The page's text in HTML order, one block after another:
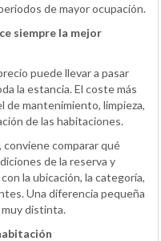
de mayor ocupación.
siempre la mejor
puede llevar a pasar
la estancia. El coste más
de mantenimiento, limpieza,
de las habitaciones.
conviene comparar qué
de la reserva y
la ubicación, la categoría,
Una diferencia pequeña
distinta.